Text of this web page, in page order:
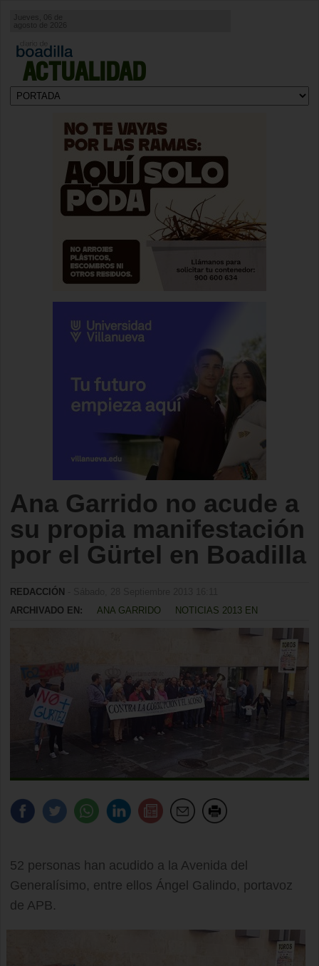
ACTUALIDAD
agosto de 2026
Ana Garrido no acude a
su propia manifestación
por el Gürtel en Boadilla
REDACCIÓN
ARCHIVADO EN:
ANA GARRIDO NOTICIAS 2013 EN
52 personas han acudido a la Avenida del
Generalísimo, entre ellos Ángel Galindo, portavoz
de APB.